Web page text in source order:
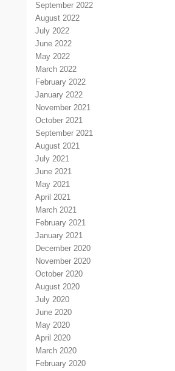
September 2022
August 2022
July 2022
June 2022
May 2022
March 2022
February 2022
January 2022
November 2021
October 2021
September 2021
August 2021
July 2021
June 2021
May 2021
April 2021
March 2021
February 2021
January 2021
December 2020
November 2020
October 2020
August 2020
July 2020
June 2020
May 2020
April 2020
March 2020
February 2020